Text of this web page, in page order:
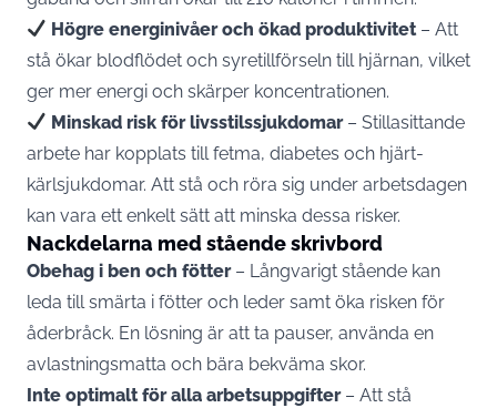
Högre energinivåer och ökad produktivitet – Att
stå ökar blodflödet och syretillförseln till hjärnan, vilket
ger mer energi och skärper koncentrationen.
Minskad risk för livsstilssjukdomar– Stillasittande
arbete har kopplats till fetma, diabetes och hjärt-
kärlsjukdomar. Att stå och röra sig under arbetsdagen
kan vara ett enkelt sätt att minska dessa risker.
Nackdelarna med stående skrivbord
Obehag i ben och fötter– Långvarigt stående kan
leda till smärta i fötter och leder samt öka risken för
åderbråck. En lösning är att ta pauser, använda en
avlastningsmatta och bära bekväma skor.
Inte optimalt för alla arbetsuppgifter– Att stå